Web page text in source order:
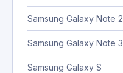
Samsung Galaxy Note 2
Samsung Galaxy Note 3
Samsung Galaxy S